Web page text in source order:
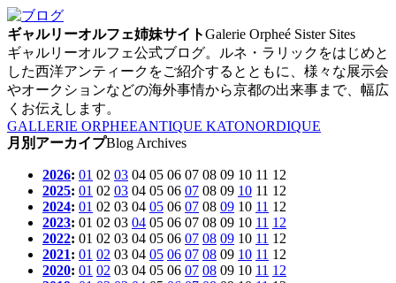
ギャルリーオルフェ姉妹サイトGalerie Orpheé Sister Sites
ギャルリーオルフェ公式ブログ。ルネ・ラリックをはじめと
した西洋アンティークをご紹介するとともに、様々な展示会
やオークションなどの海外事情から京都の出来事まで、幅広
くお伝えします。
GALLERIE ORPHEEANTIQUE KATONORDIQUE
月別アーカイプBlog Archives
2026: 01 02 03 04 05 06 07 08 09 10 11 12
2025: 01 02 03 04 05 06 07 08 09 10 11 12
2024: 01 02 03 04 05 06 07 08 09 10 11 12
2023: 01 02 03 04 05 06 07 08 09 10 11 12
2022: 01 02 03 04 05 06 07 08 09 10 11 12
2021: 01 02 03 04 05 06 07 08 09 10 11 12
2020: 01 02 03 04 05 06 07 08 09 10 11 12